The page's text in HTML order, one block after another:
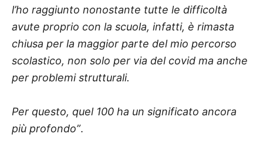
l’ho raggiunto nonostante tutte le difficoltà
avute proprio con la scuola, infatti, è rimasta
chiusa per la maggior parte del mio percorso
scolastico, non solo per via del covid ma anche
per problemi strutturali.
Per questo, quel 100 ha un significato ancora
più profondo”.